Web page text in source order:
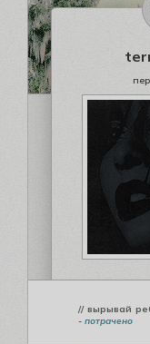
// вырывай
- потрачено